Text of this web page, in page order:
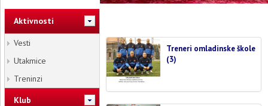
Aktivnosti
Vesti
Utakmice
Treninzi
Klub
Treneri omladinske škole
(3)